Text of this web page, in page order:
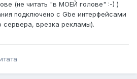
(не читать "в МОЕЙ голове" :-) )
подключено с Gbe интерфейсами
сервера, врезка рекламы).